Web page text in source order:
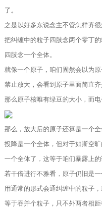
了。
之是以好多东说念主不管怎样齐
把纠缠中的粒子四肢念两个零丁
四肢念一个全体。
就像一个原子，咱们固然会以为
禁止放大，会看到原子里面简直
那么原子核唯有绿豆的大小，而电
那么，放大后的原子还算是一个全
投降是一个全体，但对于如斯空
一个全体了，这等于咱们暴露上
若干倍进行不雅看，原子仍旧是一
用通常的形式会通纠缠中的粒子
等于吞并个粒子，只不外两者相